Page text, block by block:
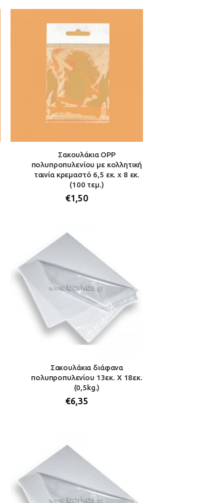
Σακουλάκια OPP
πολυπροπυλενίου με κολλητική
ταινία κρεμαστό 6,5 εκ. x 8 εκ.
(100 τεμ.)
€1,50
Σακουλάκια διάφανα
πολυπροπυλενίου 13εκ. Χ 18εκ.
(0,5kg.)
€6,35